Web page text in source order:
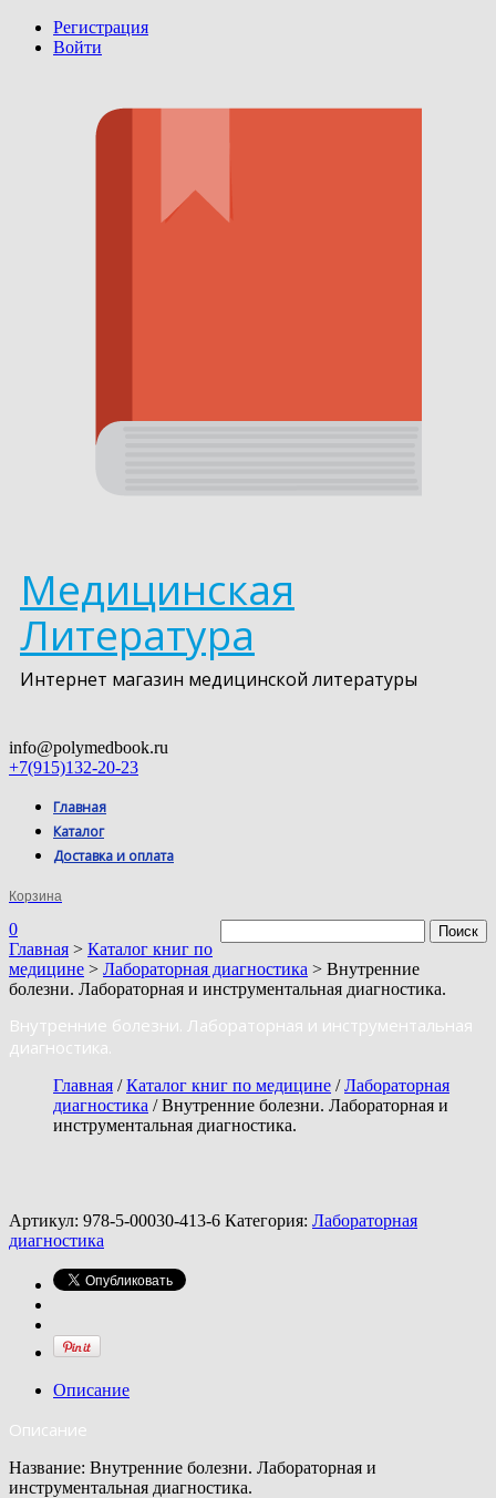
Регистрация
Войти
Медицинская
Литература
Интернет магазин медицинской литературы
info@polymedbook.ru
+7(915)132-20-23
Главная
Каталог
Доставка и оплата
Корзина
0
Главная > Каталог книг по
медицине > Лабораторная диагностика > Внутренние
болезни. Лабораторная и инструментальная диагностика.
Внутренние болезни. Лабораторная и инструментальная
диагностика.
Главная /Каталог книг по медицине /Лабораторная
диагностика / Внутренние болезни. Лабораторная и
инструментальная диагностика.
Артикул: 978-5-00030-413-6 Категория: Лабораторная
диагностика
Описание
Описание
Название: Внутренние болезни. Лабораторная и
инструментальная диагностика.